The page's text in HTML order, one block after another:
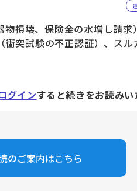
損壊、保険金の水増し請求
衝突試験の不正認証）、ス
グインすると続きをお読みい
のご案内はこちら